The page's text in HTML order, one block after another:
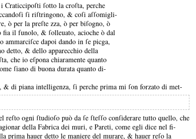
i Craticcipoſti ſotto la croſta, perche
ſi riſtringono, & coſi aſſomigli-
ò per la preſte zza, ò per biſogno, ò
fia il funolo, & ſolleuato, acioche ò dal
ammarciſce dapoi dando in ſe picga,
detto, & dello apparecchio della
che io eſpona chiaramente quanto
ſiano di buona durata quanto di-
& di piana intelligenza, ſi perche prima mi ſon forzato di met-
ogni ſtudioſo può da ſe ſteſſo conſiderare tutto quello, che
della Fabrica dei muri, e Pareti, come egli dice nel fi-
prima hauer detto le maniere del murare, & hauer reſo la